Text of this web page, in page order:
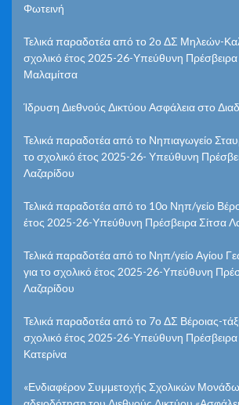
Φωτεινή
Τελικά παραδοτέα από το 2ο ΔΣ Μηλεών-
σχολικό έτος 2025-26-Υπεύθυνη Πρέσβειρα
Μαλαμίτσα
Ίδρυση Διεθνούς Δικτύου Ασφάλεια στο
Τελικά παραδοτέα από το Νηπιαγωγείο
το σχολικό έτος 2025-26- Υπεύθυνη
Λαζαρίδου
Τελικά παραδοτέα από το 10ο Νηπ/γείο
έτος 2025-26-Υπεύθυνη Πρέσβειρα Σίτσα
Τελικά παραδοτέα από το Νηπ/γείο Αγίου
για το σχολικό έτος 2025-26-Υπεύθυνη
Λαζαρίδου
Τελικά παραδοτέα από το 7ο ΔΣ Βέροιας-
σχολικό έτος 2025-26-Υπεύθυνη
Κατερίνα
«Ενδιαφέρον Συμμετοχής Σχολικών